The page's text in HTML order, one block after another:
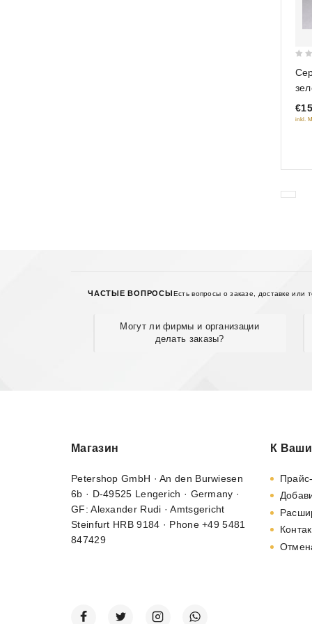
out
of
5
inkl.
ЧАСТЫЕ ВОПРОСЫЕсть вопросы о заказе, доставке или
Могут ли фирмы и организации
делать заказы?
Магазин
Petershop GmbH · An den Burwiesen
6b · D-49525 Lengerich · Germany ·
GF: Alexander Rudi · Amtsgericht
Steinfurt HRB 9184 · Phone +49 5481
847429
К